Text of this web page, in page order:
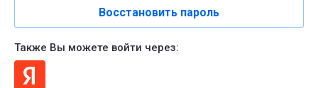
Восстановить пароль
Также Вы можете войти через: